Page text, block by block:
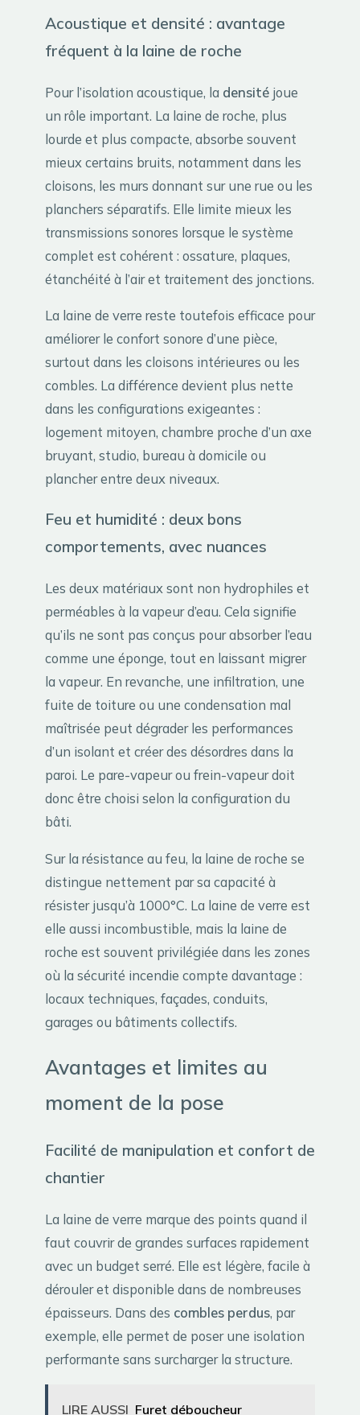
Acoustique et densité : avantage
fréquent à la laine de roche
Pour l’isolation acoustique, la densité joue
un rôle important. La laine de roche, plus
lourde et plus compacte, absorbe souvent
mieux certains bruits, notamment dans les
cloisons, les murs donnant sur une rue ou les
planchers séparatifs. Elle limite mieux les
transmissions sonores lorsque le système
complet est cohérent : ossature, plaques,
étanchéité à l’air et traitement des jonctions.
La laine de verre reste toutefois efficace pour
améliorer le confort sonore d’une pièce,
surtout dans les cloisons intérieures ou les
combles. La différence devient plus nette
dans les configurations exigeantes :
logement mitoyen, chambre proche d’un axe
bruyant, studio, bureau à domicile ou
plancher entre deux niveaux.
Feu et humidité : deux bons
comportements, avec nuances
Les deux matériaux sont non hydrophiles et
perméables à la vapeur d’eau. Cela signifie
qu’ils ne sont pas conçus pour absorber l’eau
comme une éponge, tout en laissant migrer
la vapeur. En revanche, une infiltration, une
fuite de toiture ou une condensation mal
maîtrisée peut dégrader les performances
d’un isolant et créer des désordres dans la
paroi. Le pare-vapeur ou frein-vapeur doit
donc être choisi selon la configuration du
bâti.
Sur la résistance au feu, la laine de roche se
distingue nettement par sa capacité à
résister jusqu’à 1000°C. La laine de verre est
elle aussi incombustible, mais la laine de
roche est souvent privilégiée dans les zones
où la sécurité incendie compte davantage :
locaux techniques, façades, conduits,
garages ou bâtiments collectifs.
Avantages et limites au
moment de la pose
Facilité de manipulation et confort de
chantier
La laine de verre marque des points quand il
faut couvrir de grandes surfaces rapidement
avec un budget serré. Elle est légère, facile à
dérouler et disponible dans de nombreuses
épaisseurs. Dans des combles perdus, par
exemple, elle permet de poser une isolation
performante sans surcharger la structure.
LIRE AUSSI Furet déboucheur